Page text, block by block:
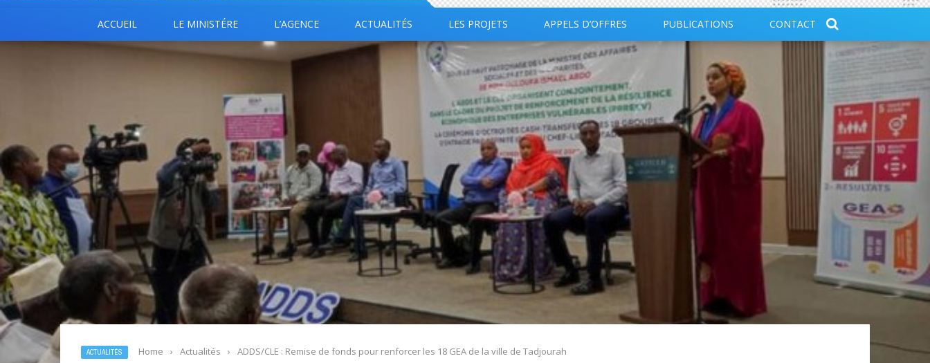
ACCUEIL LE MINISTÉRE L’AGENCE ACTUALITÉS LES PROJETS APPELS D’OFFRES PUBLICATIONS CONTACT
ACTUALITÉS Home › Actualités › ADDS/CLE : Remise de fonds pour renforcer les 18 GEA de la ville de Tadjourah